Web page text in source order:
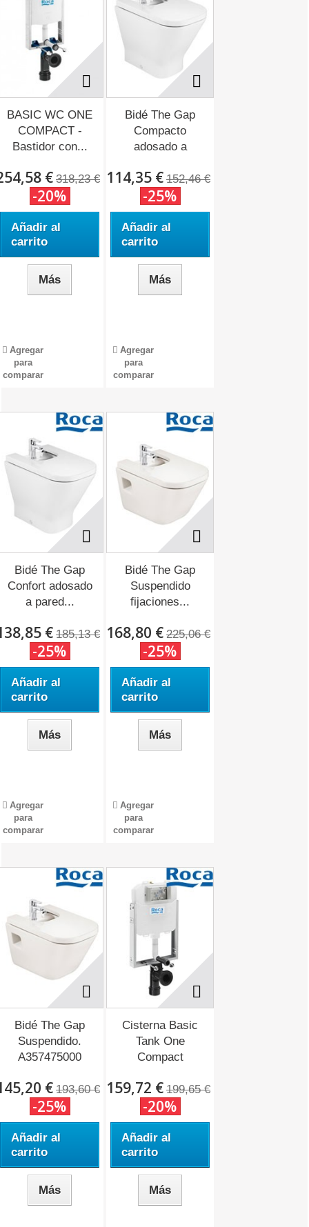
BASIC WC ONE
COMPACT -
Bastidor con...
€ 318,23 €
-20%
Añadir al
carrito
Más
Agregar
para
comparar
Bidé The Gap
Compacto
adosado a
114,35 € 152,46 €
-25%
Añadir al
carrito
Más
Agregar
para
comparar
Bidé The Gap
Confort adosado
a pared...
€ 185,13 €
-25%
Añadir al
carrito
Más
Agregar
para
comparar
Bidé The Gap
Suspendido
fijaciones...
168,80 € 225,06 €
-25%
Añadir al
carrito
Más
Agregar
para
comparar
Bidé The Gap
Suspendido.
A357475000
€ 193,60 €
-25%
Añadir al
carrito
Más
Cisterna Basic
Tank One
Compact
159,72 € 199,65 €
-20%
Añadir al
carrito
Más